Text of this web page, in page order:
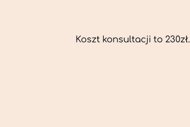
Koszt konsultacji to 230zł.